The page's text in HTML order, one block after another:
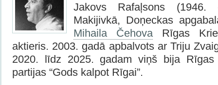
Jakovs Rafaļsons
Makijivkā, Doņeckas
Mihaila Čehova Rīgas
aktieris. 2003. gadā apbalvots ar Triju
2020. līdz 2025. gadam viņš bija Rīgas
partijas “Gods kalpot Rīgai”.